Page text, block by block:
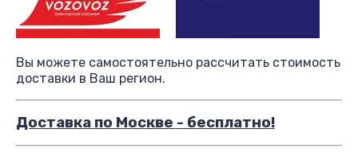
Вы можете самостоятельно рассчитать стоимость
доставки в Ваш регион.
Доставка по Москве - бесплатно!